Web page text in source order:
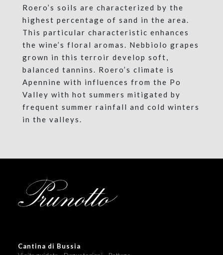
Roero’s soils are characterized by the
highest percentage of sand in the area.
This particular characteristic enhances
the wine’s floral aromas. Nebbiolo grapes
grown in this terroir develop soft,
balanced tannins. Roero’s climate is
Apennine with influences from the Po
Valley with hot summers mitigated by
frequent summer rainfall and cold winters
in the valleys.
Cantina di Bussia